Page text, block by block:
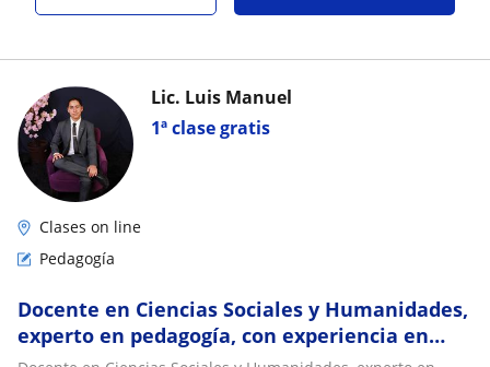
1ª clase gratis
Lic. Luis Manuel
Clases on line
Pedagogía
Docente en Ciencias Sociales y Humanidades,
experto en pedagogía, con experiencia en
educación socioemocional y tutoría